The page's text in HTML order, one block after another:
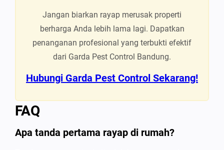
Jangan biarkan rayap merusak properti
berharga Anda lebih lama lagi. Dapatkan
penanganan profesional yang terbukti efektif
dari Garda Pest Control Bandung.
Hubungi Garda Pest Control Sekarang!
FAQ
Apa tanda pertama rayap di rumah?